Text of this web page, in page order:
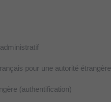
pour une autorité étrangère
(authentification)